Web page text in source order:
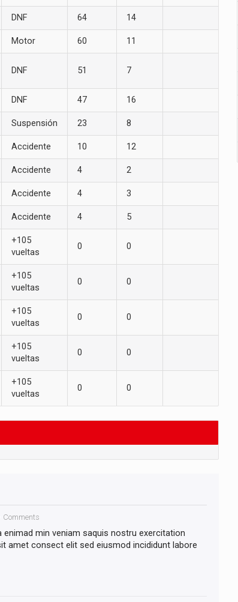
DNF 64 14
Motor 60 11
DNF 51 7
DNF 47 16
Suspensión 23 8
Accidente 10 12
Accidente 4 2
Accidente 4 3
Accidente 4 5
+105
vueltas
0 0
+105
vueltas
0 0
+105
vueltas
0 0
+105
vueltas
0 0
+105
vueltas
0 0
Comments
min veniam saquis nostru exercitation
amet consect elit sed eiusmod incididunt labore